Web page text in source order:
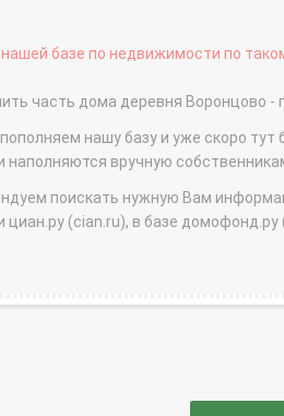
базе по недвижимости по
часть дома деревня
нашу базу и уже скоро
вручную
поискать нужную Вам
(cian.ru), в базе домофонд.ру